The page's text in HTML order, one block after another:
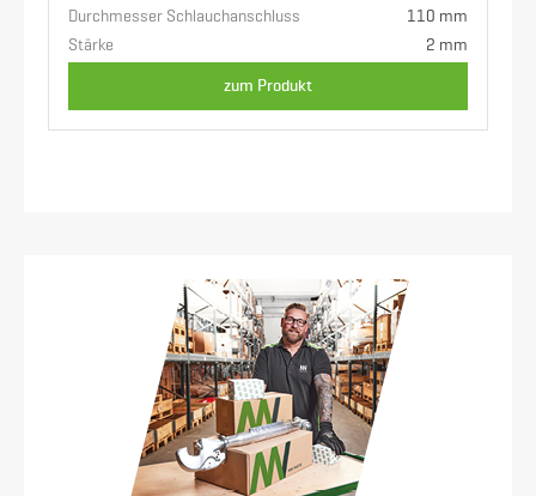
Durchmesser Schlauchanschluss
110 mm
Stärke
2 mm
zum Produkt